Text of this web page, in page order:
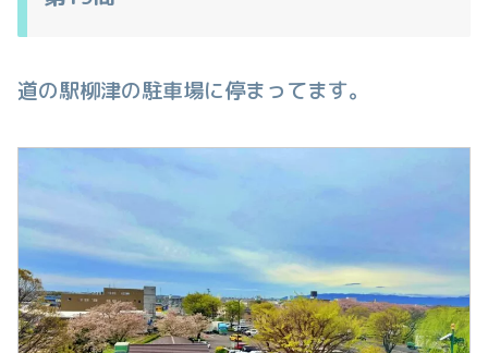
道の駅柳津の駐車場に停まってます。